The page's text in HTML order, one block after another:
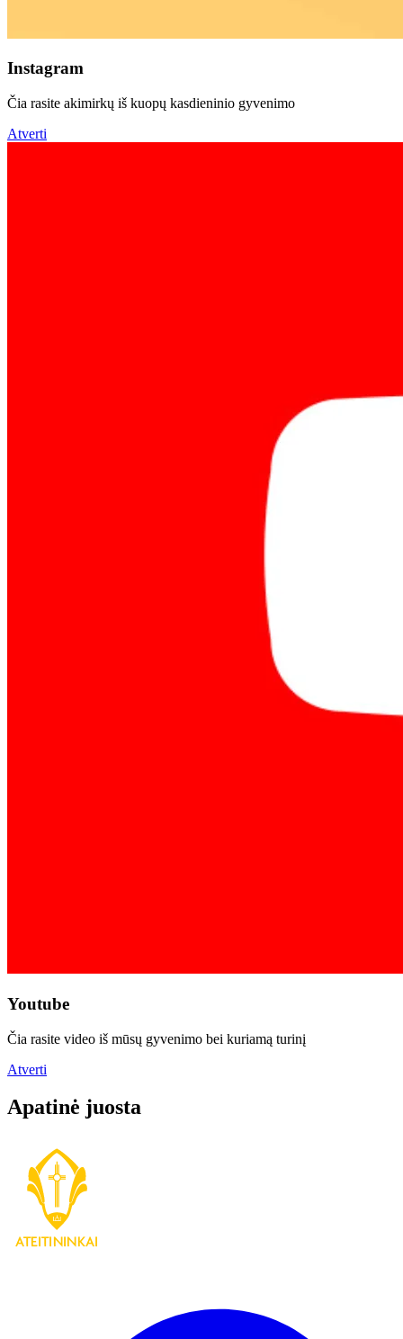
Instagram
Čia rasite akimirkų iš kuopų kasdieninio gyvenimo
Atverti
Youtube
Čia rasite video iš mūsų gyvenimo bei kuriamą turinį
Atverti
Apatinė juosta